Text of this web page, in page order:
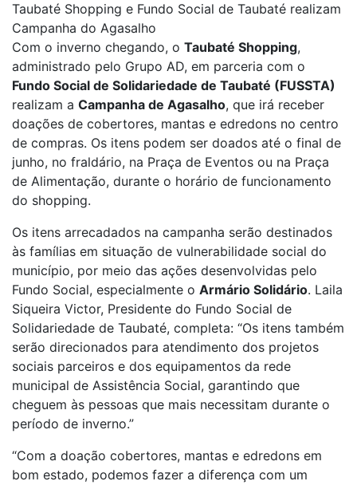
Taubaté Shopping e Fundo Social de Taubaté realizam
Campanha do Agasalho
Com o inverno chegando, o Taubaté Shopping,
administrado pelo Grupo AD, em parceria com o
Fundo Social de Solidariedade de Taubaté (FUSSTA)
realizam a Campanha de Agasalho, que irá receber
doações de cobertores, mantas e edredons no centro
de compras. Os itens podem ser doados até o final de
junho, no fraldário, na Praça de Eventos ou na Praça
de Alimentação, durante o horário de funcionamento
do shopping.
Os itens arrecadados na campanha serão destinados
às famílias em situação de vulnerabilidade social do
município, por meio das ações desenvolvidas pelo
Fundo Social, especialmente o Armário Solidário. Laila
Siqueira Victor, Presidente do Fundo Social de
Solidariedade de Taubaté, completa: “Os itens também
serão direcionados para atendimento dos projetos
sociais parceiros e dos equipamentos da rede
municipal de Assistência Social, garantindo que
cheguem às pessoas que mais necessitam durante o
período de inverno.”
“Com a doação cobertores, mantas e edredons em
bom estado, podemos fazer a diferença com um